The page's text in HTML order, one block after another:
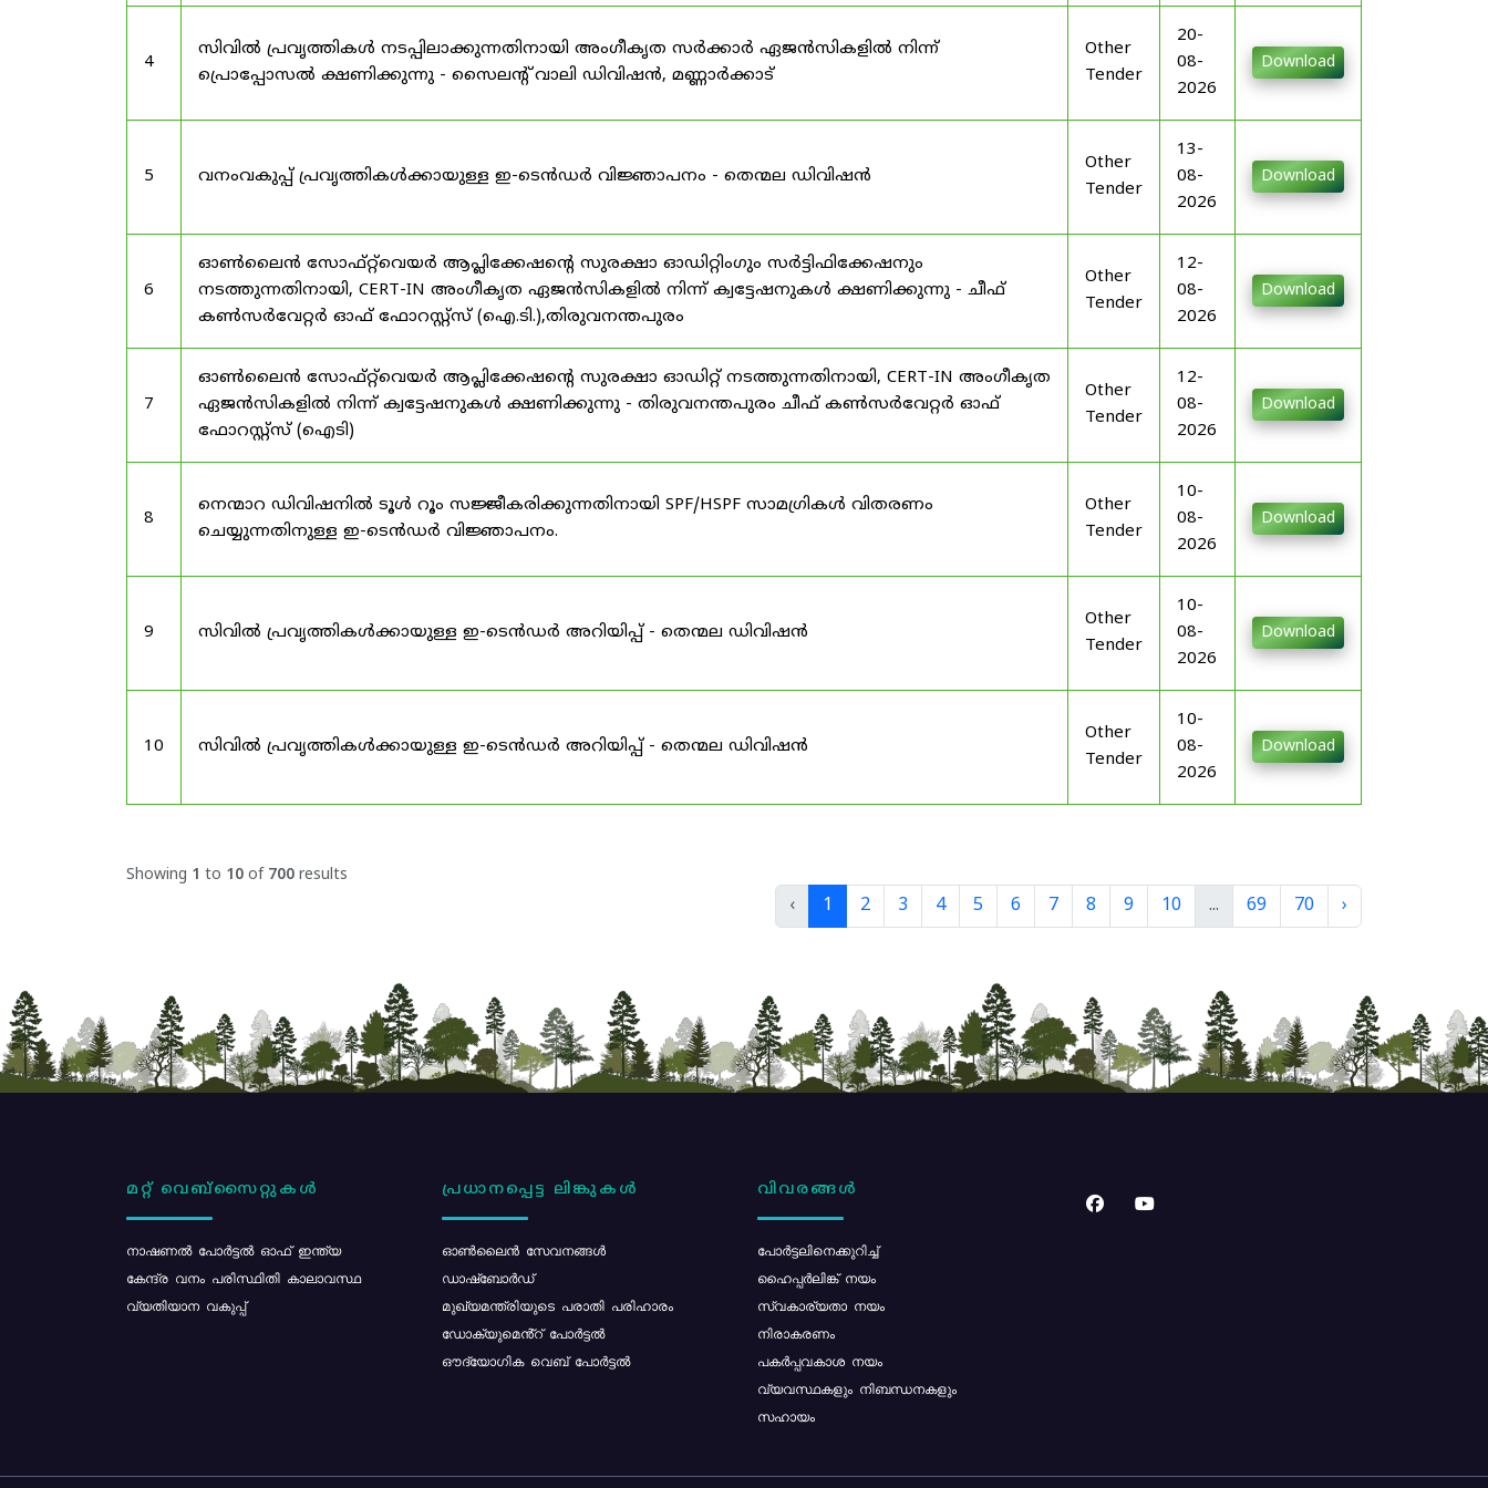
4
സിവിൽ പ്രവൃത്തികൾ നടപ്പിലാക്കുന്നതിനായി അംഗീകൃത സർക്കാർ ഏജൻസികളിൽ നിന്ന്
പ്രൊപ്പോസൽ ക്ഷണിക്കുന്നു - സൈലന്റ് വാലി ഡിവിഷൻ, മണ്ണാർക്കാട്
Other
Tender
20-
08-
2026
Download
5 വനംവകുപ്പ് പ്രവൃത്തികൾക്കായുള്ള ഇ-ടെൻഡർ വിജ്ഞാപനം - തെന്മല ഡിവിഷൻ
Other
Tender
13-
08-
2026
Download
6
ഓൺലൈൻ സോഫ്റ്റ്‌വെയർ ആപ്ലിക്കേഷന്റെ സുരക്ഷാ ഓഡിറ്റിംഗും സർട്ടിഫിക്കേഷനും
നടത്തുന്നതിനായി, CERT-IN അംഗീകൃത ഏജൻസികളിൽ നിന്ന് ക്വട്ടേഷനുകൾ ക്ഷണിക്കുന്നു - ചീഫ്
കൺസർവേറ്റർ ഓഫ് ഫോറസ്റ്റ്സ് (ഐ.ടി.),തിരുവനന്തപുരം
Other
Tender
12-
08-
2026
Download
7
ഓൺലൈൻ സോഫ്റ്റ്‌വെയർ ആപ്ലിക്കേഷന്റെ സുരക്ഷാ ഓഡിറ്റ് നടത്തുന്നതിനായി, CERT-IN അംഗീകൃത
ഏജൻസികളിൽ നിന്ന് ക്വട്ടേഷനുകൾ ക്ഷണിക്കുന്നു - തിരുവനന്തപുരം ചീഫ് കൺസർവേറ്റർ ഓഫ്
ഫോറസ്റ്റ്സ് (ഐടി)
Other
Tender
12-
08-
2026
Download
8
നെന്മാറ ഡിവിഷനിൽ ടൂൾ റൂം സജ്ജീകരിക്കുന്നതിനായി SPF/HSPF സാമഗ്രികൾ വിതരണം
ചെയ്യുന്നതിനുള്ള ഇ-ടെൻഡർ വിജ്ഞാപനം.
Other
Tender
10-
08-
2026
Download
9 സിവിൽ പ്രവൃത്തികൾക്കായുള്ള ഇ-ടെൻഡർ അറിയിപ്പ് - തെന്മല ഡിവിഷൻ
Other
Tender
10-
08-
2026
Download
10 സിവിൽ പ്രവൃത്തികൾക്കായുള്ള ഇ-ടെൻഡർ അറിയിപ്പ് - തെന്മല ഡിവിഷൻ
Other
Tender
10-
08-
2026
Download
Showing 1 to 10 of 700 results
‹ 1 2 3 4 5 6 7 8 9 10 ... 69 70 ›
മറ്റ് വെബ്സൈറ്റുകൾ
നാഷണൽ പോർട്ടൽ ഓഫ് ഇന്ത്യ
കേന്ദ്ര വനം പരിസ്ഥിതി കാലാവസ്ഥ
വ്യതിയാന വകുപ്പ്
പ്രധാനപ്പെട്ട ലിങ്കുകൾ
ഓൺലൈൻ സേവനങ്ങൾ
ഡാഷ്ബോർഡ്
മുഖ്യമന്ത്രിയുടെ പരാതി പരിഹാരം
ഡോക്യുമെൻ്റ് പോർട്ടൽ
ഔദ്യോഗിക വെബ് പോർട്ടൽ
വിവരങ്ങൾ
പോര്‍ട്ടലിനെക്കുറിച്ച്
ഹൈപ്പർലിങ്ക് നയം
സ്വകാര്യതാ നയം
നിരാകരണം
പകർപ്പവകാശ നയം
വ്യവസ്ഥകളും നിബന്ധനകളും
സഹായം